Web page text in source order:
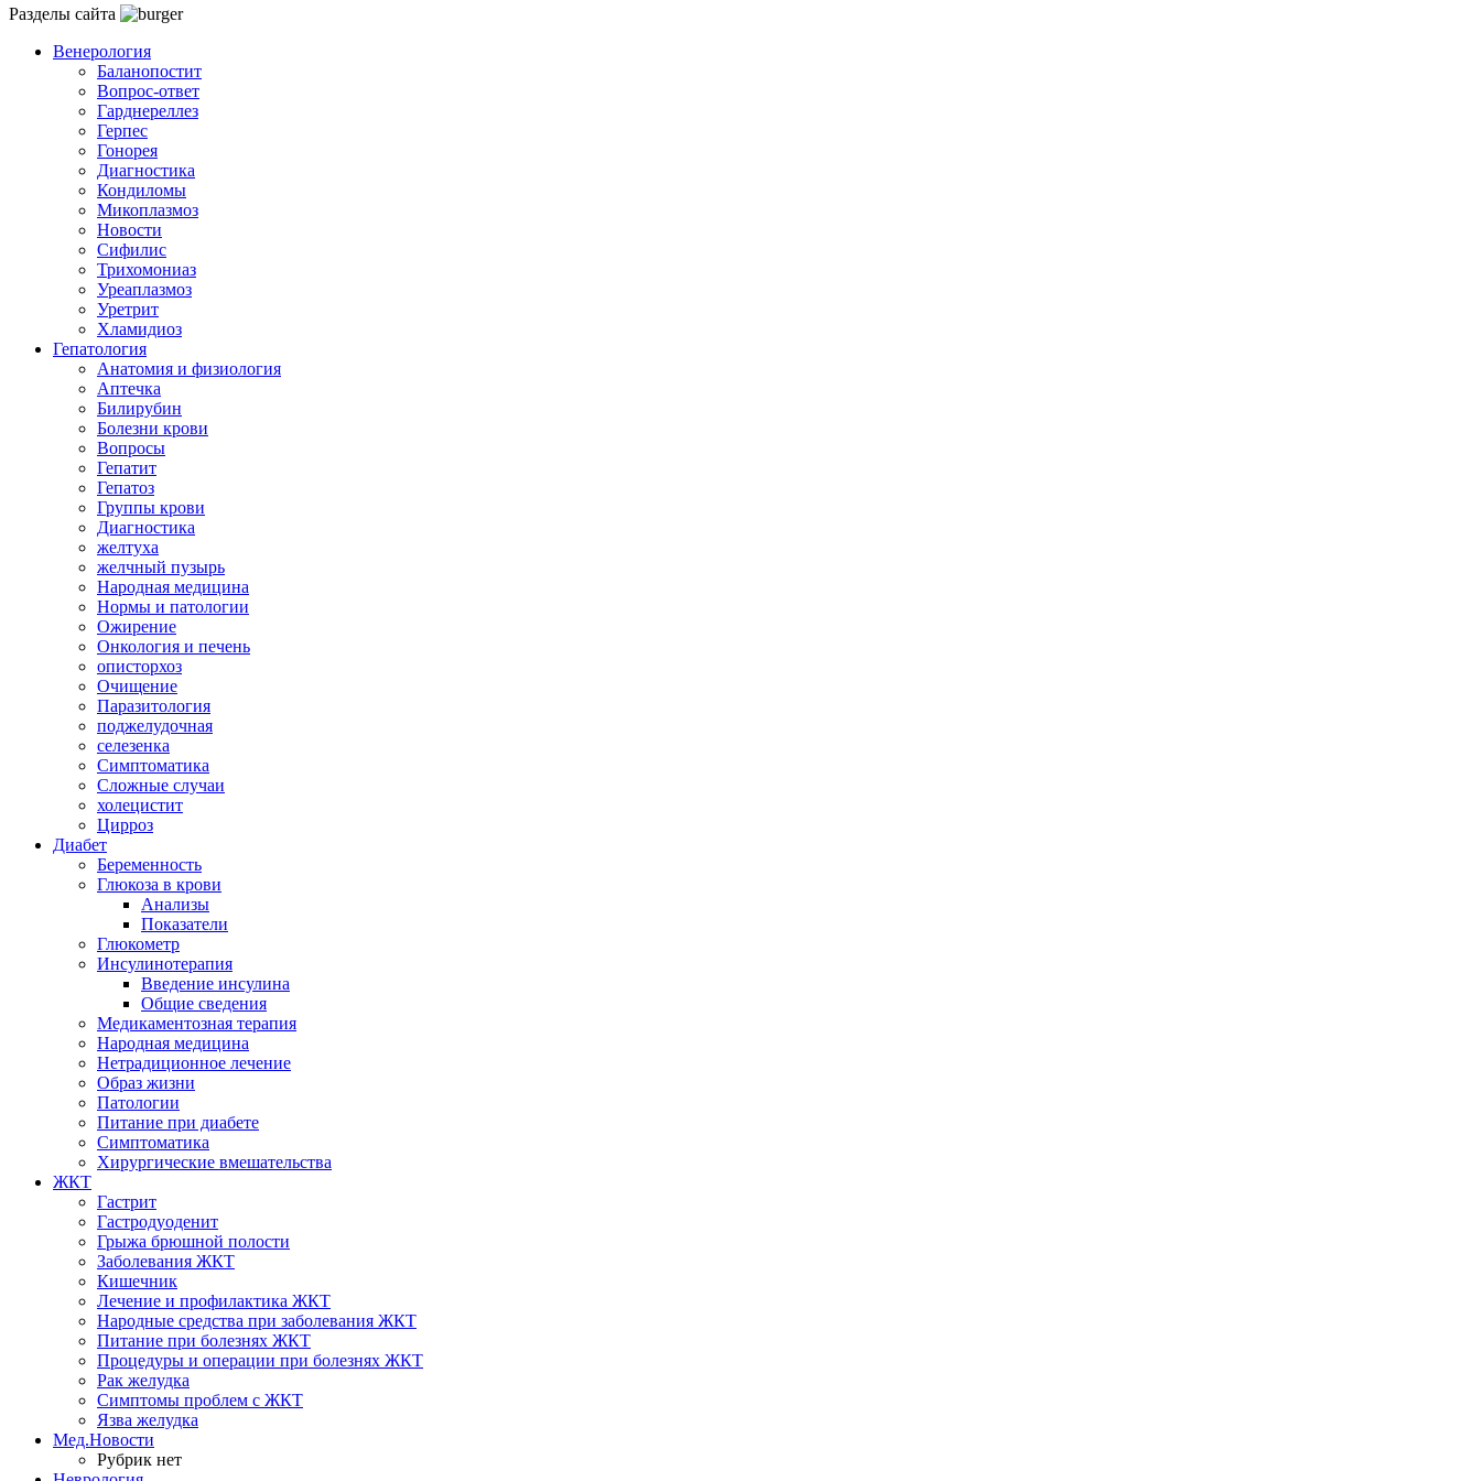
Разделы сайта
Венерология
Баланопостит
Вопрос-ответ
Гарднереллез
Герпес
Гонорея
Диагностика
Кондиломы
Микоплазмоз
Новости
Сифилис
Трихомониаз
Уреаплазмоз
Уретрит
Хламидиоз
Гепатология
Анатомия и физиология
Аптечка
Билирубин
Болезни крови
Вопросы
Гепатит
Гепатоз
Группы крови
Диагностика
желтуха
желчный пузырь
Народная медицина
Нормы и патологии
Ожирение
Онкология и печень
описторхоз
Очищение
Паразитология
поджелудочная
селезенка
Симптоматика
Сложные случаи
холецистит
Цирроз
Диабет
Беременность
Глюкоза в крови
Анализы
Показатели
Глюкометр
Инсулинотерапия
Введение инсулина
Общие сведения
Медикаментозная терапия
Народная медицина
Нетрадиционное лечение
Образ жизни
Патологии
Питание при диабете
Симптоматика
Хирургические вмешательства
ЖКТ
Гастрит
Гастродуоденит
Грыжа брюшной полости
Заболевания ЖКТ
Кишечник
Лечение и профилактика ЖКТ
Народные средства при заболевания ЖКТ
Питание при болезнях ЖКТ
Процедуры и операции при болезнях ЖКТ
Рак желудка
Симптомы проблем с ЖКТ
Язва желудка
Мед.Новости
Рубрик нет